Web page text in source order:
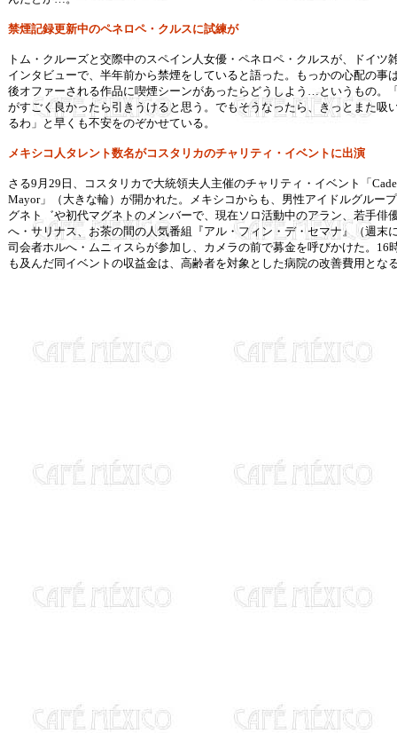
禁煙記録更新中のペネロペ・クルスに試練が
トム・クルーズと交際中のスペイン人女優・ペネロペ・クルスが、ドイツ
インタビューで、半年前から禁煙をしていると語った。もっかの心配の事
後オファーされる作品に喫煙シーンがあったらどうしよう…というもの。
がすごく良かったら引きうけると思う。でもそうなったら、きっとまた吸
るわ」と早くも不安をのぞかせている。
メキシコ人タレント数名がコスタリカのチャリティ・イベントに出演
さる9月29日、コスタリカで大統領夫人主催のチャリティ・イベント「
Mayor」（大きな輪）が開かれた。メキシコからも、男性アイドルグルー
グネト゛や初代マグネトのメンバーで、現在ソロ活動中のアラン、若手俳
へ・サリナス、お茶の間の人気番組『アル・フィン・デ・セマナ』（週末
司会者ホルへ・ムニィスらが参加し、カメラの前で募金を呼びかけた。16
も及んだ同イベントの収益金は、高齢者を対象とした病院の改善費用とな